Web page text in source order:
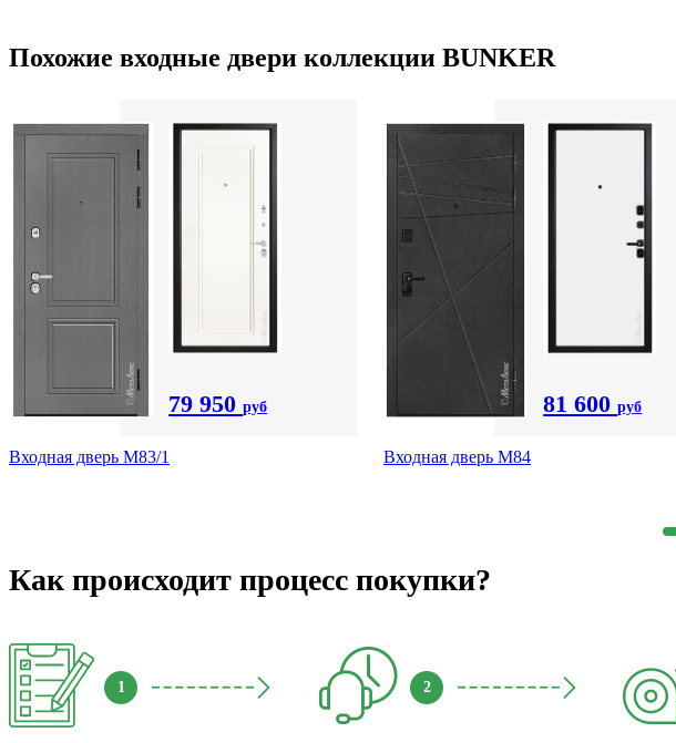
Похожие входные двери коллекции BUNKER
79 950руб
Входная дверь M83/1
81 600руб
Входная дверь M84
Как происходит процесс покупки?
1 2